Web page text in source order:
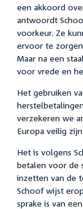
een akkoord
antwoordt
voorkeur. Ze
ervoor te
Maar na een
voor vrede en
Het gebruiken
verzekeren we
Europa veilig
Het is volgens
betalen voor de
inzetten van de
Schoof wijst
sprake is van